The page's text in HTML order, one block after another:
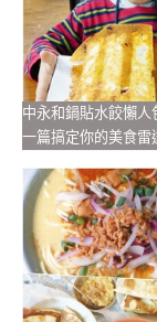
中永和鍋貼水餃懶人
一篇搞定你的美食雷